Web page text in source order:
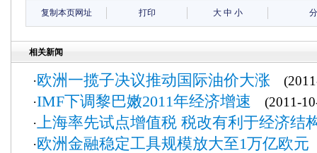
复制本页网址 打印 大 中 小
相关新闻
·欧洲一揽子决议推动国际油价大涨
·IMF下调黎巴嫩2011年经济增速 (2011-
·上海率先试点增值税 税改有利于经济结
·欧洲金融稳定工具规模放大至1万亿欧元